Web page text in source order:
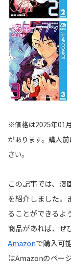
※価格は2025年01
があります。購入前
さい。
この記事では、漫
を紹介しました。
ることができるよ
商品があれば、ぜ
Amazonで購入可
はAmazonのペー